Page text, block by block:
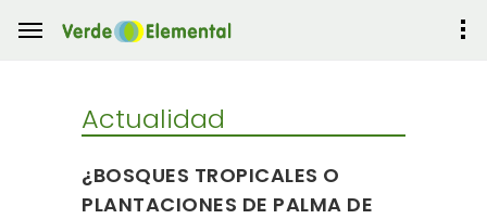
Actualidad
¿BOSQUES TROPICALES O
PLANTACIONES DE PALMA DE